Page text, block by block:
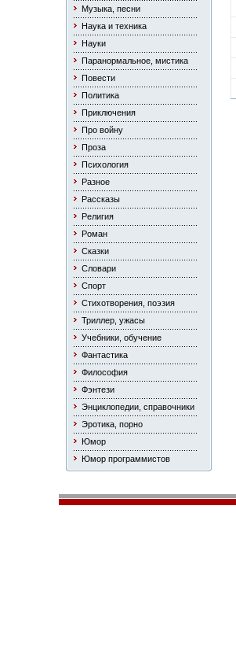
Музыка, песни
Наука и техника
Науки
Паранормальное, мистика
Повести
Политика
Приключения
Про войну
Проза
Психология
Разное
Рассказы
Религия
Роман
Сказки
Словари
Спорт
Стихотворения, поэзия
Триллер, ужасы
Учебники, обучение
Фантастика
Философия
Фэнтези
Энциклопедии, справочники
Эротика, порно
Юмор
Юмор программистов